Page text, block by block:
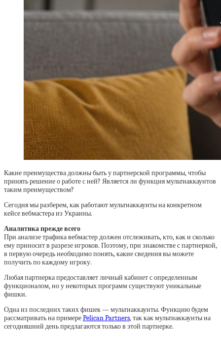
Какие преимущества должны быть у партнерской программы, чтобы
принять решение о работе с ней? Является ли функция мультиаккаунтов
таким преимуществом?
Сегодня мы разберем, как работают мультиаккаунты на конкретном
кейсе вебмастера из Украины.
Аналитика прежде всего
При анализе трафика вебмастер должен отслеживать, кто, как и сколько
ему приносит в разрезе игроков. Поэтому, при знакомстве с партнеркой,
в первую очередь необходимо понять, какие сведения вы можете
получить по каждому игроку.
Любая партнерка предоставляет личный кабинет с определенным
функционалом, но у некоторых программ существуют уникальные
фишки.
Одна из последних таких фишек — мультиаккаунты. Функцию будем
рассматривать на примереPelican Partners, так как мультиаккаунты на
сегодняшний день предлагаются только в этой партнерке.